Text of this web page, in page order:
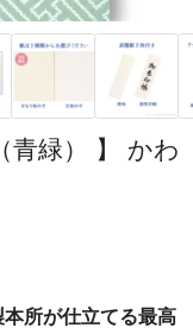
青緑） 】 かわ
所が仕立てる最高